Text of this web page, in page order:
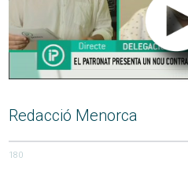
Redacció Menorca
180